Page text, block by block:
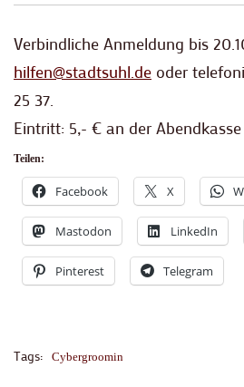
Verbindliche Anmeldung bis
hilfen@stadtsuhl.de oder
25 37.
Eintritt: 5,- € an der Abendkasse
Teilen:
Facebook X
Mastodon LinkedIn
Pinterest Telegram
Tags: Cybergroomin